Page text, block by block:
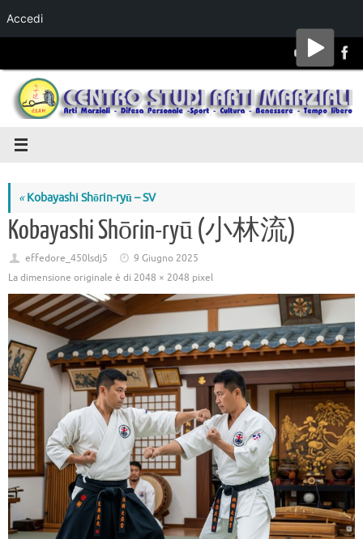
Accedi
Salta al
«Kobayashi Shōrin-ryū – SV
Kobayashi Shōrin-ryū (小林流)
effedore_450lsdj5
9 Giugno 2025
La dimensione originale è di 2048 × 2048 pixel